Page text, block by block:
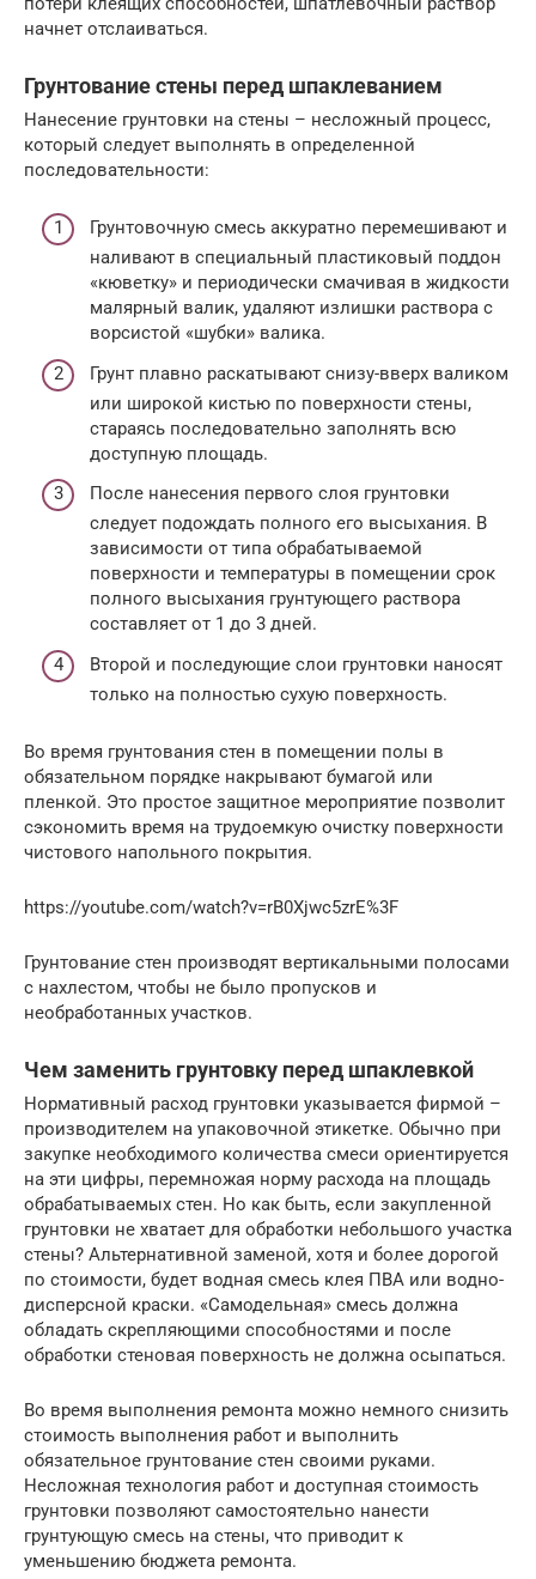
начнет отслаиваться.
Грунтование стены перед шпаклеванием
Нанесение грунтовки на стены – несложный процесс,
который следует выполнять в определенной
последовательности:
Грунтовочную смесь аккуратно перемешивают и
наливают в специальный пластиковый поддон
«кюветку» и периодически смачивая в жидкости
малярный валик, удаляют излишки раствора с
ворсистой «шубки» валика.
Грунт плавно раскатывают снизу-вверх валиком
или широкой кистью по поверхности стены,
стараясь последовательно заполнять всю
доступную площадь.
После нанесения первого слоя грунтовки
следует подождать полного его высыхания. В
зависимости от типа обрабатываемой
поверхности и температуры в помещении срок
полного высыхания грунтующего раствора
составляет от 1 до 3 дней.
Второй и последующие слои грунтовки наносят
только на полностью сухую поверхность.
Во время грунтования стен в помещении полы в
обязательном порядке накрывают бумагой или
пленкой. Это простое защитное мероприятие позволит
сэкономить время на трудоемкую очистку поверхности
чистового напольного покрытия.
https://youtube.com/watch?v=rB0Xjwc5zrE%3F
Грунтование стен производят вертикальными полосами
с нахлестом, чтобы не было пропусков и
необработанных участков.
Чем заменить грунтовку перед шпаклевкой
Нормативный расход грунтовки указывается фирмой –
производителем на упаковочной этикетке. Обычно при
закупке необходимого количества смеси ориентируется
на эти цифры, перемножая норму расхода на площадь
обрабатываемых стен. Но как быть, если закупленной
грунтовки не хватает для обработки небольшого участка
стены? Альтернативной заменой, хотя и более дорогой
по стоимости, будет водная смесь клея ПВА или водно-
дисперсной краски. «Самодельная» смесь должна
обладать скрепляющими способностями и после
обработки стеновая поверхность не должна осыпаться.
Во время выполнения ремонта можно немного снизить
стоимость выполнения работ и выполнить
обязательное грунтование стен своими руками.
Несложная технология работ и доступная стоимость
грунтовки позволяют самостоятельно нанести
грунтующую смесь на стены, что приводит к
уменьшению бюджета ремонта.